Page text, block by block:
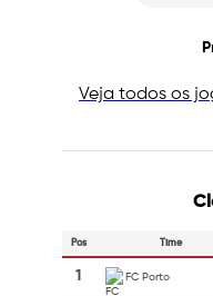
Veja todos os
Pos Time
1 FC Porto